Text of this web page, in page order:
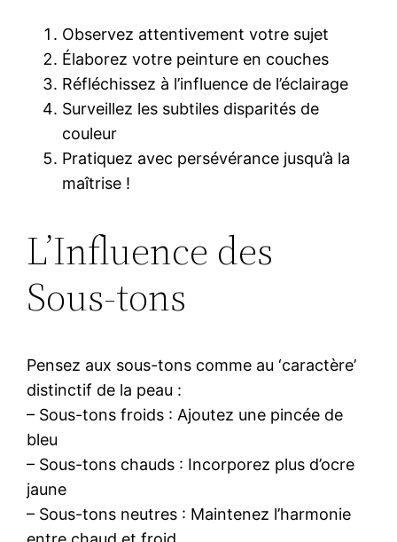
Observez attentivement votre sujet
Élaborez votre peinture en couches
Réfléchissez à l’influence de l’éclairage
Surveillez les subtiles disparités de
couleur
Pratiquez avec persévérance jusqu’à la
maîtrise !
L’Influence des
Sous-tons
Pensez aux sous-tons comme au ‘caractère’
distinctif de la peau :
– Sous-tons froids : Ajoutez une pincée de
bleu
– Sous-tons chauds : Incorporez plus d’ocre
jaune
– Sous-tons neutres : Maintenez l’harmonie